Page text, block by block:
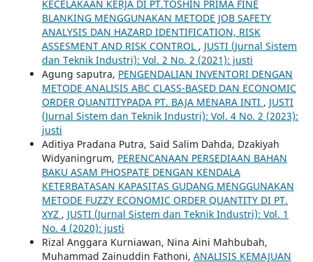
KECELAKAAN KERJA DI PT.TOSHIN PRIMA FINE
BLANKING MENGGUNAKAN METODE JOB SAFETY
ANALYSIS DAN HAZARD IDENTIFICATION, RISK
ASSESMENT AND RISK CONTROL , JUSTI (Jurnal Sistem
dan Teknik Industri): Vol. 2 No. 2 (2021): justi
Agung saputra, PENGENDALIAN INVENTORI DENGAN
METODE ANALISIS ABC CLASS-BASED DAN ECONOMIC
ORDER QUANTITYPADA PT. BAJA MENARA INTI , JUSTI
(Jurnal Sistem dan Teknik Industri): Vol. 4 No. 2 (2023):
justi
Aditiya Pradana Putra, Said Salim Dahda, Dzakiyah
Widyaningrum, PERENCANAAN PERSEDIAAN BAHAN
BAKU ASAM PHOSPATE DENGAN KENDALA
KETERBATASAN KAPASITAS GUDANG MENGGUNAKAN
METODE FUZZY ECONOMIC ORDER QUANTITY DI PT.
XYZ , JUSTI (Jurnal Sistem dan Teknik Industri): Vol. 1
No. 4 (2020): justi
Rizal Anggara Kurniawan, Nina Aini Mahbubah,
Muhammad Zainuddin Fathoni, ANALISIS KEMAJUAN